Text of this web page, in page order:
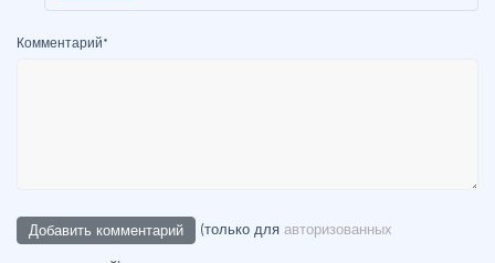
Комментарий*
(только для авторизованных